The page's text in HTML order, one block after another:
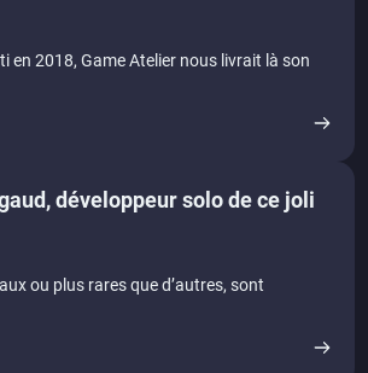
en 2018, Game Atelier nous livrait là son
développeur solo de ce joli
ou plus rares que d’autres, sont